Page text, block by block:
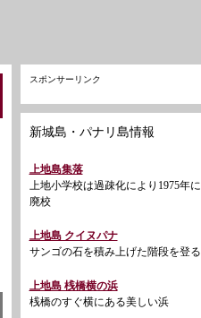
スポンサーリンク
新城島・パナリ島情報
上地島集落
上地小学校は過疎化により1975年に
廃校
上地島 クイヌパナ
サンゴの石を積み上げた階段を登る
上地島 桟橋横の浜
桟橋のすぐ横にある美しい浜